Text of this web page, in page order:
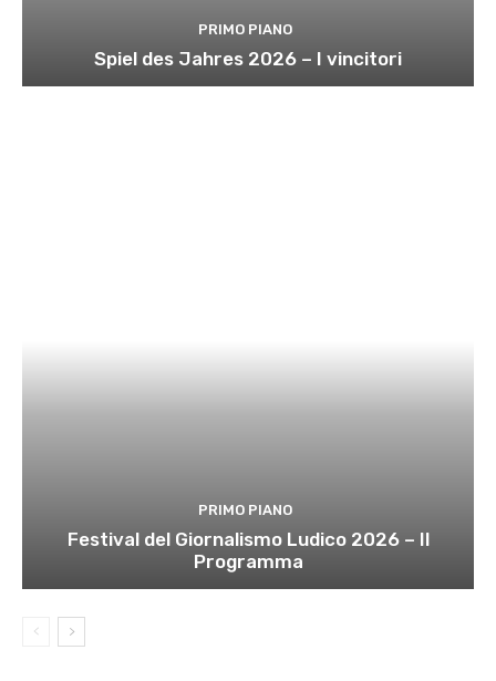
PRIMO PIANO
Spiel des Jahres 2026 – I vincitori
PRIMO PIANO
Festival del Giornalismo Ludico 2026 – Il
Programma